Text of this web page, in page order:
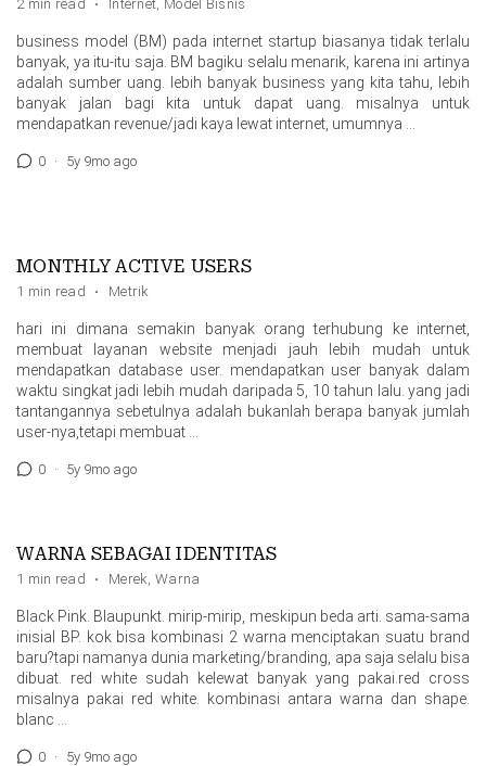
2 min read · Internet, Model Bisnis
business model (BM) pada internet startup biasanya tidak terlalu
banyak, ya itu-itu saja. BM bagiku selalu menarik, karena ini artinya
adalah sumber uang. lebih banyak business yang kita tahu, lebih
banyak jalan bagi kita untuk dapat uang. misalnya untuk
mendapatkan revenue/jadi kaya lewat internet, umumnya …
0 · 5y 9mo ago
MONTHLY ACTIVE USERS
1 min read · Metrik
hari ini dimana semakin banyak orang terhubung ke internet,
membuat layanan website menjadi jauh lebih mudah untuk
mendapatkan database user. mendapatkan user banyak dalam
waktu singkat jadi lebih mudah daripada 5, 10 tahun lalu. yang jadi
tantangannya sebetulnya adalah bukanlah berapa banyak jumlah
user-nya,tetapi membuat …
0 · 5y 9mo ago
WARNA SEBAGAI IDENTITAS
1 min read · Merek,Warna
Black Pink. Blaupunkt. mirip-mirip, meskipun beda arti. sama-sama
inisial BP. kok bisa kombinasi 2 warna menciptakan suatu brand
baru?tapi namanya dunia marketing/branding, apa saja selalu bisa
dibuat. red white sudah kelewat banyak yang pakai.red cross
misalnya pakai red white. kombinasi antara warna dan shape.
blanc …
0 · 5y 9mo ago